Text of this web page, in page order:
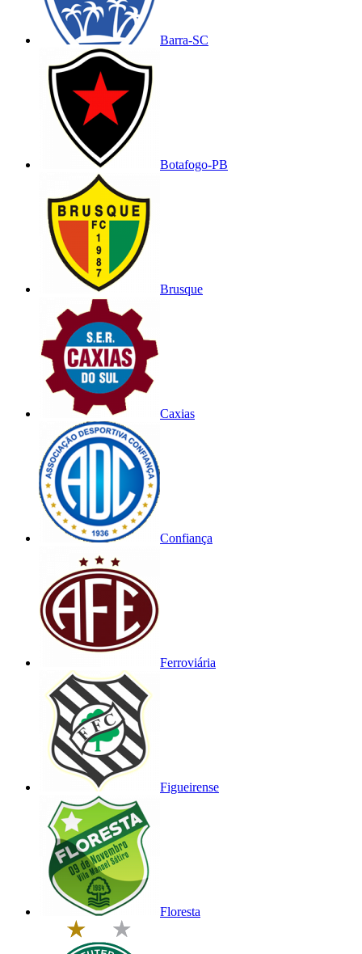
Barra-SC
Botafogo-PB
Brusque
Caxias
Confiança
Ferroviária
Figueirense
Floresta